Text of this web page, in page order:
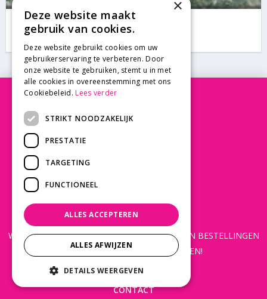
Zweedse kornoelje
Woensdag
Donderdag
Zaterdag Gesloten
WEBSHOP OPEN 24/7 365 DAGEN PER JAAR EN BESTELLINGEN
WORDEN DAGELIJKS VERZONDEN!
Toon alle openingstijden
CONTACT
×
Deze website maakt
gebruik van cookies.
Deze website gebruikt cookies om uw
gebruikerservaring te verbeteren. Door
onze website te gebruiken, stemt u in met
alle cookies in overeenstemming met ons
Cookiebeleid. Lees verder
STRIKT NOODZAKELIJK
PRESTATIE
TARGETING
FUNCTIONEEL
ALLES ACCEPTEREN
ALLES AFWIJZEN
DETAILS WEERGEVEN